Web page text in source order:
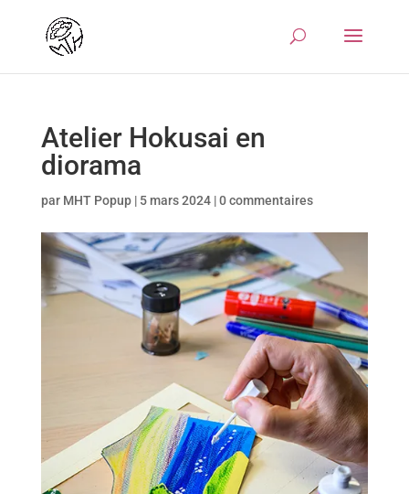
Atelier Hokusai en
diorama
par MHT Popup| 5 mars 2024|0 commentaires